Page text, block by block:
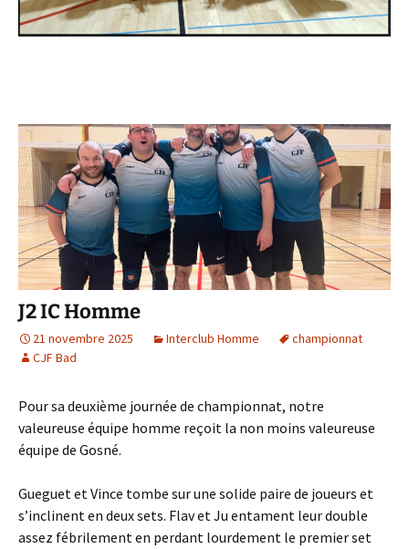
J2 IC Homme
21 novembre 2025 Interclub Homme
championnat
CJF Bad
Pour sa deuxième journée de championnat, notre
valeureuse équipe homme reçoit la non moins valeureuse
équipe de Gosné.
Gueguet et Vince tombe sur une solide paire de joueurs et
s’inclinent en deux sets. Flav et Ju entament leur double
assez fébrilement en perdant lourdement le premier set